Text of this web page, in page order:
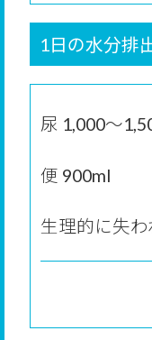
1日の水分排
尿 1,000～
便 900ml
生理的に失